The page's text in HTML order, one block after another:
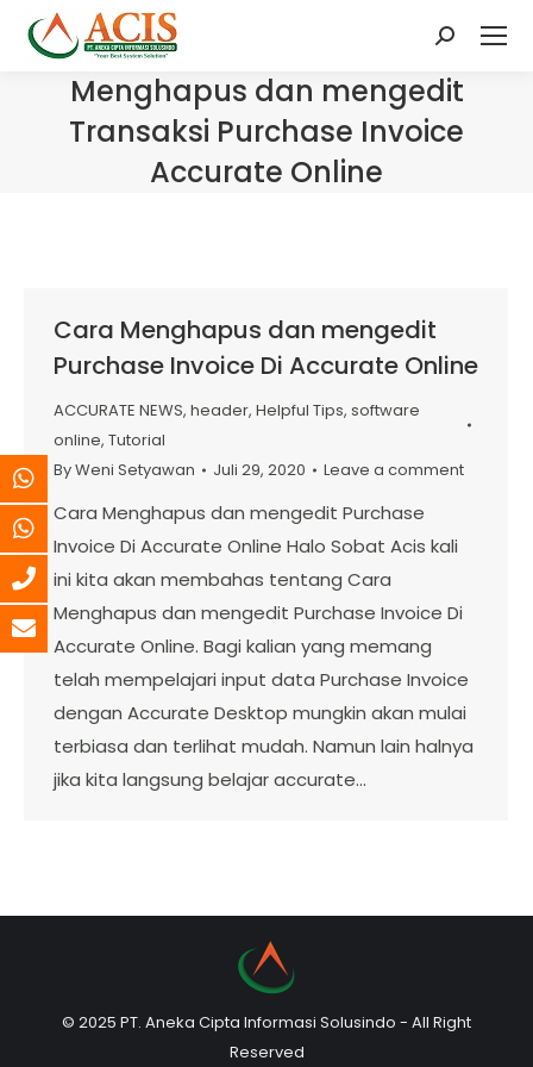
Search:
Menghapus dan mengedit
Transaksi Purchase Invoice
Accurate Online
Cara Menghapus dan mengedit
Purchase Invoice Di Accurate Online
ACCURATE NEWS, header, Helpful Tips, software
online, Tutorial
ByWeni Setyawan Juli 29, 2020 Leave a comment
Cara Menghapus dan mengedit Purchase
Invoice Di Accurate Online Halo Sobat Acis kali
ini kita akan membahas tentang Cara
Menghapus dan mengedit Purchase Invoice Di
Accurate Online. Bagi kalian yang memang
telah mempelajari input data Purchase Invoice
dengan Accurate Desktop mungkin akan mulai
terbiasa dan terlihat mudah. Namun lain halnya
jika kita langsung belajar accurate…
© 2025 PT. Aneka Cipta Informasi Solusindo - All Right
Reserved